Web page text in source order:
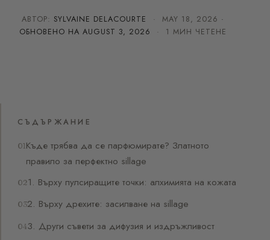
АВТОР: SYLVAINE DELACOURTE · MAY 18, 2026 ·
ОБНОВЕНО НА AUGUST 3, 2026 · 1 МИН ЧЕТЕНЕ
СЪДЪРЖАНИЕ
Къде трябва да се парфюмирате? Златното
правило за перфектно sillage
1. Върху пулсиращите точки: алхимията на кожата
2. Върху дрехите: засилване на sillage
3. Други съвети за дифузия и издръжливост